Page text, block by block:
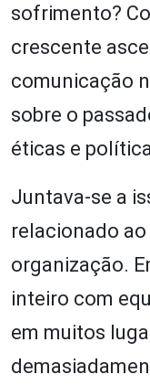
sofrimento?
crescente
comunicação
sobre o
éticas e
Juntava-se a
relacionado
organização.
inteiro com
em muitos